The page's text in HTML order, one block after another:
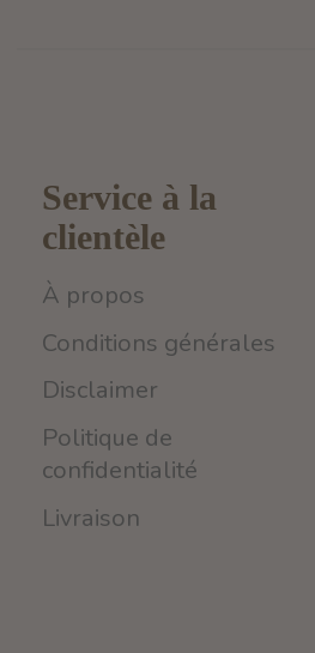
Service à la
clientèle
À propos
Conditions générales
Disclaimer
Politique de
confidentialité
Livraison